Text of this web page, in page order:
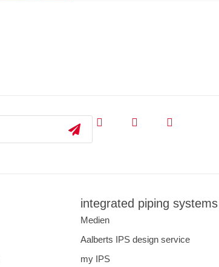
integrated piping systems
Medien
Aalberts IPS design service
my IPS